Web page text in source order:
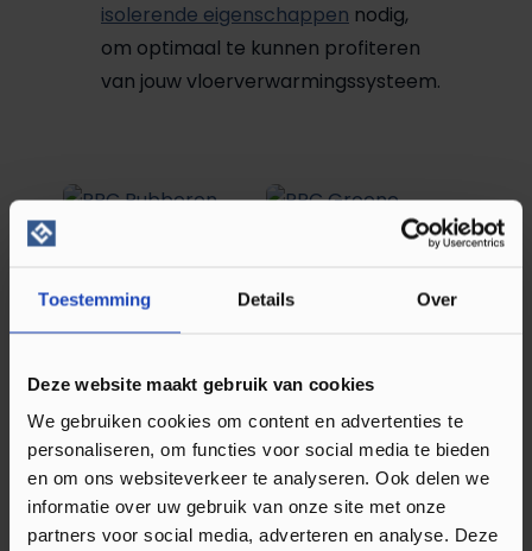
Toestemming Details Over
Deze website maakt gebruik van cookies
We gebruiken cookies om content en advertenties te
personaliseren, om functies voor social media te bieden
en om ons websiteverkeer te analyseren. Ook delen we
informatie over uw gebruik van onze site met onze
partners voor social media, adverteren en analyse. Deze
isolerende eigenschappen nodig,
om optimaal te kunnen profiteren
van jouw vloerverwarmingssysteem.
ondervloer 3,2mm
Parket/Laminaat
(geluiddempend)
5,25
Direct leverbaar
Ondervloer
2,65m²
Direct leverbaar
Ondervloer